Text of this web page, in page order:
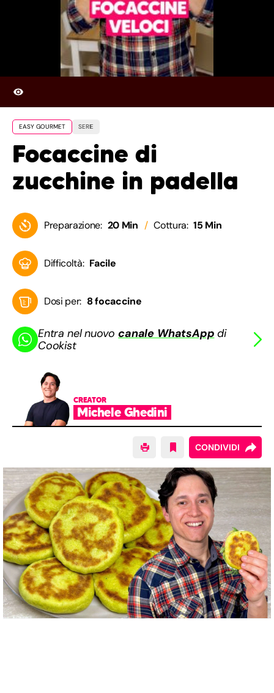
EASY GOURMET SERIE
Focaccine di
zucchine in padella
Preparazione: 20 Min Cottura: 15 Min
Difficoltà: Facile
Dosi per: 8 focaccine
Entra nel nuovocanale WhatsApp di
Cookist
CREATOR
Michele Ghedini
CONDIVIDI